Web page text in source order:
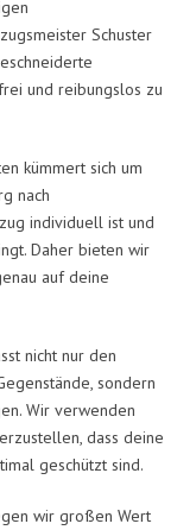
Schuster
und reibungslos zu
kümmert sich um
nach
individuell ist und
Daher bieten wir
auf deine
nicht nur den
sondern
Wir verwenden
dass deine
geschützt sind.
wir großen Wert